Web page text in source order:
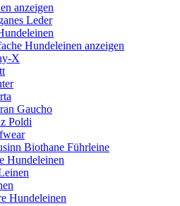
anzeigen
Leder
Hundeleinen anzeigen
X
Gaucho
Poldi
Biothane Führleine
Hundeleinen
Hundeleinen